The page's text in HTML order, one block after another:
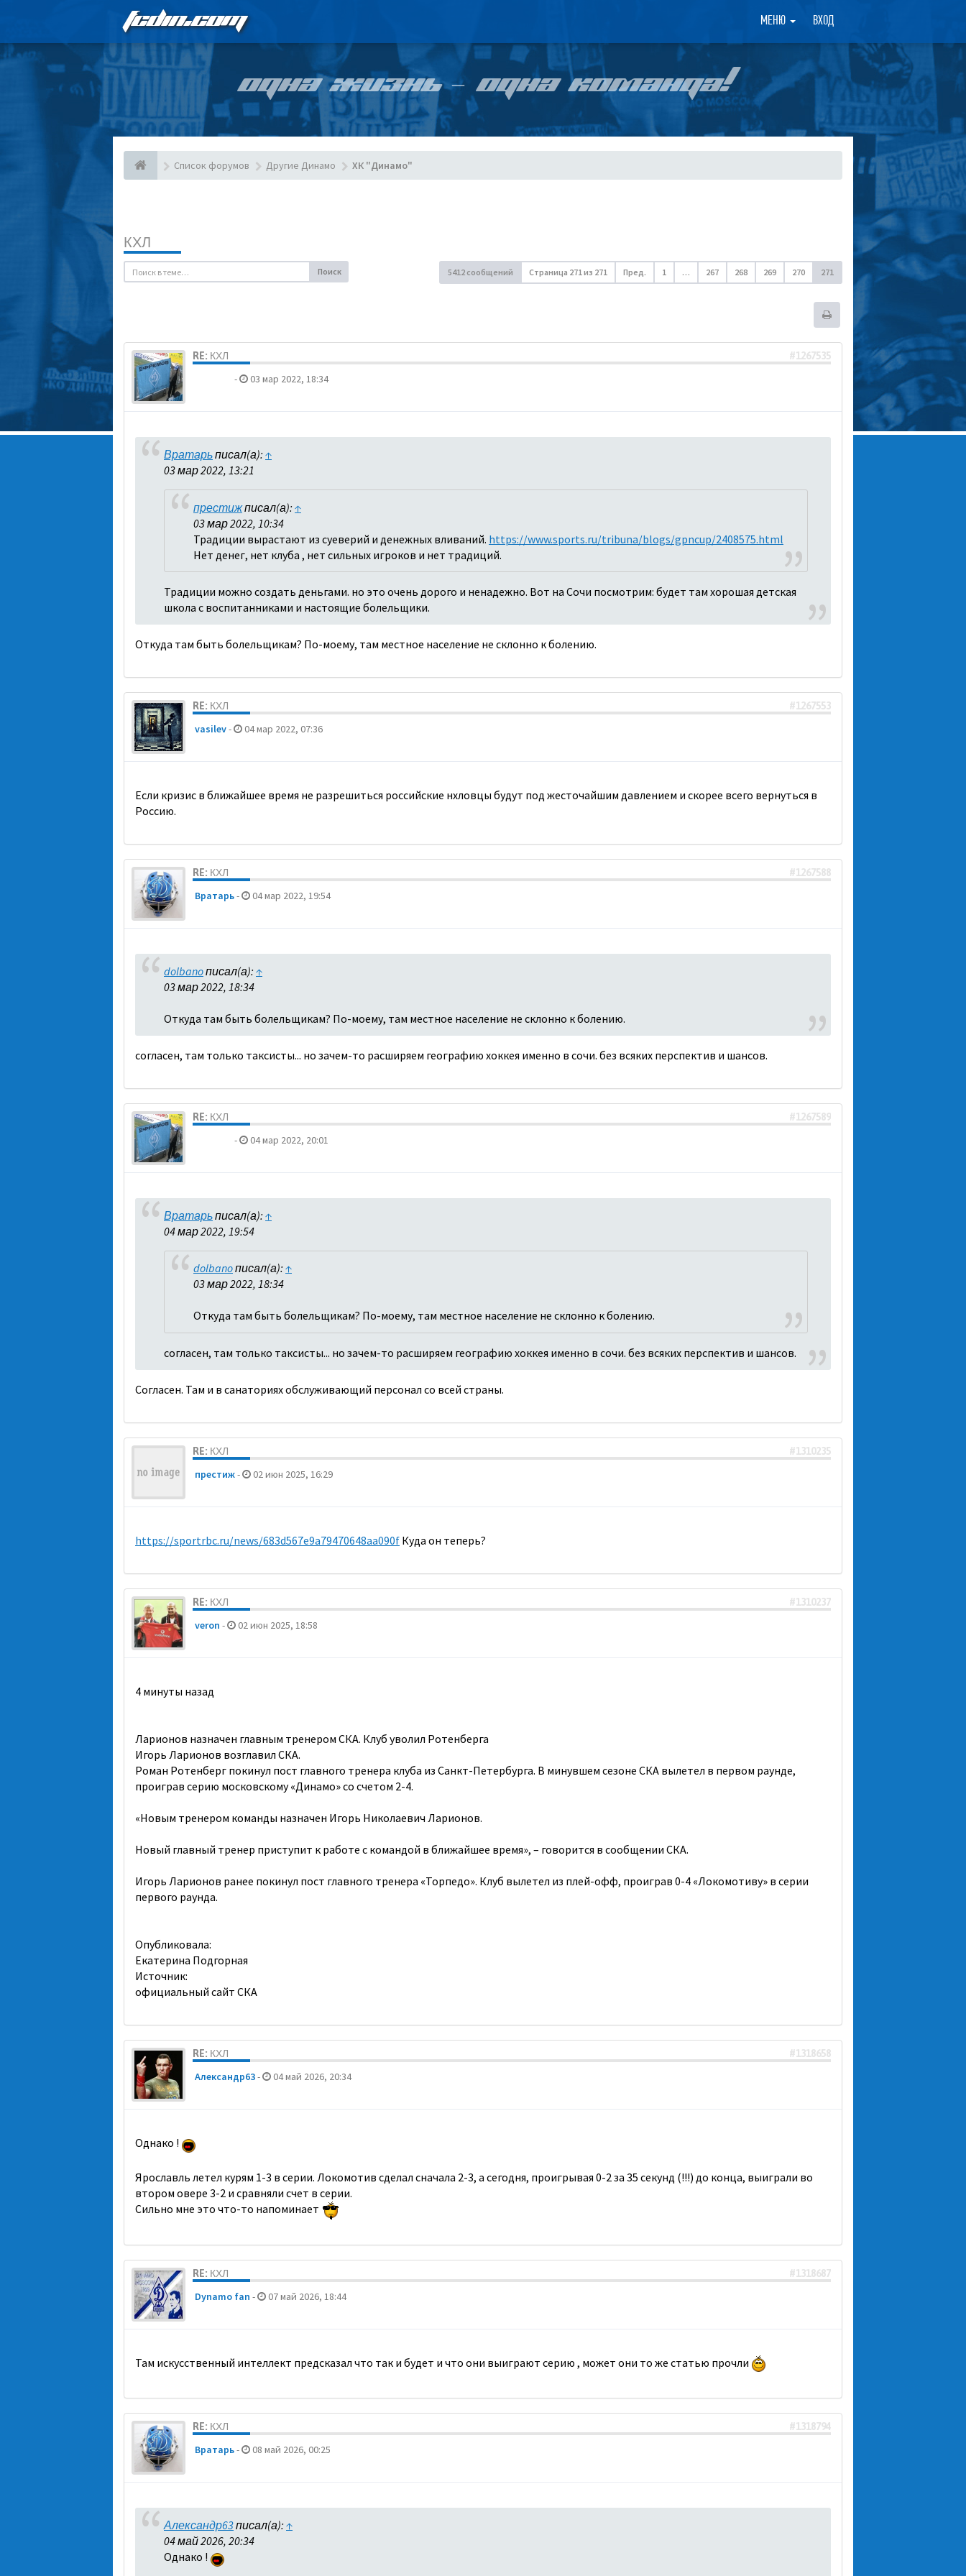
FCDIN.COM МЕНЮ ВХОД ×
ОДНА ЖИЗНЬ – ОДНА КОМАНДА!
Список форумов Другие Динамо ХК "Динамо"
КХЛ
Поиск 5412 сообщений Страница 271из 271 Пред. 1 … 267 268 269 270 271
RE: КХЛ #1267535
- 03 мар 2022, 18:34
Вратарьписал(а): ↑
03 мар 2022, 13:21
престижписал(а): ↑
03 мар 2022, 10:34
Традиции вырастают из суеверий и денежных вливаний. https://www.sports.ru/tribuna/blogs/gpncup/2408575.html
Нет денег, нет клуба , нет сильных игроков и нет традиций.
Традиции можно создать деньгами. но это очень дорого и ненадежно. Вот на Сочи посмотрим: будет там хорошая детская
школа с воспитанниками и настоящие болельщики.
Откуда там быть болельщикам? По-моему, там местное население не склонно к болению.
RE: КХЛ #1267553
vasilev- 04 мар 2022, 07:36
Если кризис в ближайшее время не разрешиться российские нхловцы будут под жесточайшим давлением и скорее всего вернуться в
Россию.
RE: КХЛ #1267588
Вратарь- 04 мар 2022, 19:54
dolbanoписал(а): ↑
03 мар 2022, 18:34
Откуда там быть болельщикам? По-моему, там местное население не склонно к болению.
согласен, там только таксисты... но зачем-то расширяем географию хоккея именно в сочи. без всяких перспектив и шансов.
RE: КХЛ #1267589
- 04 мар 2022, 20:01
Вратарьписал(а): ↑
04 мар 2022, 19:54
dolbanoписал(а): ↑
03 мар 2022, 18:34
Откуда там быть болельщикам? По-моему, там местное население не склонно к болению.
согласен, там только таксисты... но зачем-то расширяем географию хоккея именно в сочи. без всяких перспектив и шансов.
Согласен. Там и в санаториях обслуживающий персонал со всей страны.
RE: КХЛ #1310235
престиж- 02 июн 2025, 16:29
https://sportrbc.ru/news/683d567e9a79470648aa090f Куда он теперь?
RE: КХЛ #1310237
veron - 02 июн 2025, 18:58
4 минуты назад
Ларионов назначен главным тренером СКА. Клуб уволил Ротенберга
Игорь Ларионов возглавил СКА.
Роман Ротенберг покинул пост главного тренера клуба из Санкт-Петербурга. В минувшем сезоне СКА вылетел в первом раунде,
проиграв серию московскому «Динамо» со счетом 2-4.
«Новым тренером команды назначен Игорь Николаевич Ларионов.
Новый главный тренер приступит к работе с командой в ближайшее время», – говорится в сообщении СКА.
Игорь Ларионов ранее покинул пост главного тренера «Торпедо». Клуб вылетел из плей-офф, проиграв 0-4 «Локомотиву» в серии
первого раунда.
Опубликовала:
Екатерина Подгорная
Источник:
официальный сайт СКА
RE: КХЛ #1318658
Александр63- 04 май 2026, 20:34
Однако !
Ярославль летел курям 1-3 в серии. Локомотив сделал сначала 2-3, а сегодня, проигрывая 0-2 за 35 секунд (!!!) до конца, выиграли во
втором овере 3-2 и сравняли счет в серии.
Сильно мне это что-то напоминает
RE: КХЛ #1318687
Dynamo fan - 07 май 2026, 18:44
Там искусственный интеллект предсказал что так и будет и что они выиграют серию , может они то же статью прочли
RE: КХЛ #1318794
Вратарь- 08 май 2026, 00:25
Александр63писал(а): ↑
04 май 2026, 20:34
Однако !